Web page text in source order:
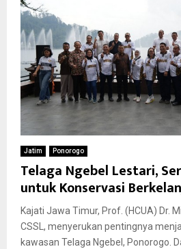
Jatim Ponorogo
Telaga Ngebel Lestari,
untuk Konservasi
Kajati Jawa Timur, Prof. (HCUA) Dr.
CSSL, menyerukan pentingnya
kawasan Telaga Ngebel, Ponorogo.